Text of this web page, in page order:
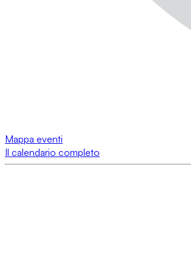
Mappa eventi
Il calendario completo